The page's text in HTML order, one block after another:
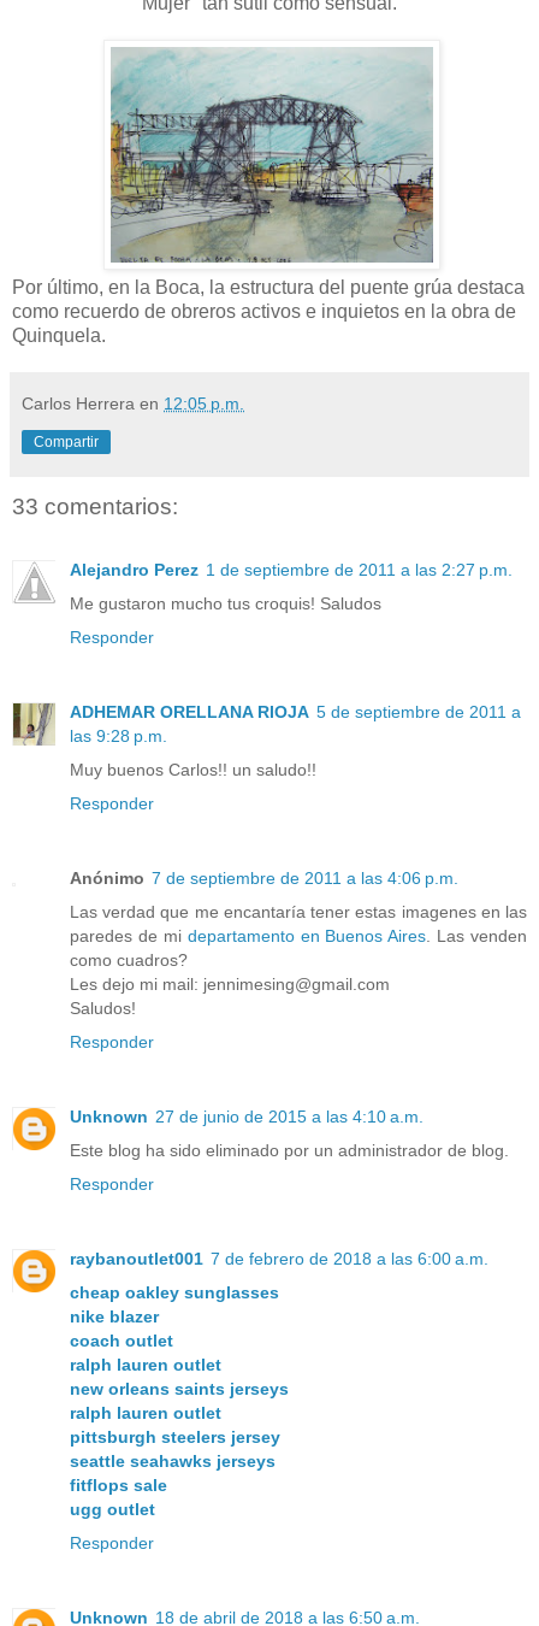
Por último, en la Boca, la estructura del puente grúa destaca
como recuerdo de obreros activos e inquietos en la obra de
Quinquela.
Carlos Herrera en 12:05 p.m.
Compartir
33 comentarios:
Alejandro Perez 1 de septiembre de 2011 a las 2:27 p.m.
Me gustaron mucho tus croquis! Saludos
Responder
ADHEMAR ORELLANA RIOJA 5 de septiembre de 2011 a
las 9:28 p.m.
Muy buenos Carlos!! un saludo!!
Responder
Anónimo 7 de septiembre de 2011 a las 4:06 p.m.
Las verdad que me encantaría tener estas imagenes en las
paredes de mi departamento en Buenos Aires . Las venden
como cuadros?
Les dejo mi mail: jennimesing@gmail.com
Saludos!
Responder
Unknown 27 de junio de 2015 a las 4:10 a.m.
Este blog ha sido eliminado por un administrador de blog.
Responder
raybanoutlet001 7 de febrero de 2018 a las 6:00 a.m.
cheap oakley sunglasses
nike blazer
coach outlet
ralph lauren outlet
new orleans saints jerseys
ralph lauren outlet
pittsburgh steelers jersey
seattle seahawks jerseys
fitflops sale
ugg outlet
Responder
Unknown 18 de abril de 2018 a las 6:50 a.m.